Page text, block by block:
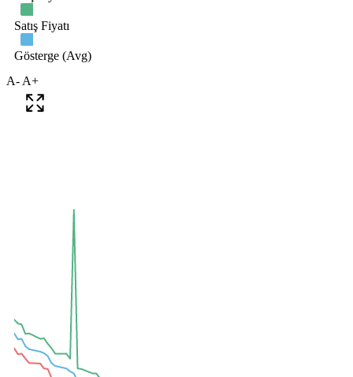
A- A+